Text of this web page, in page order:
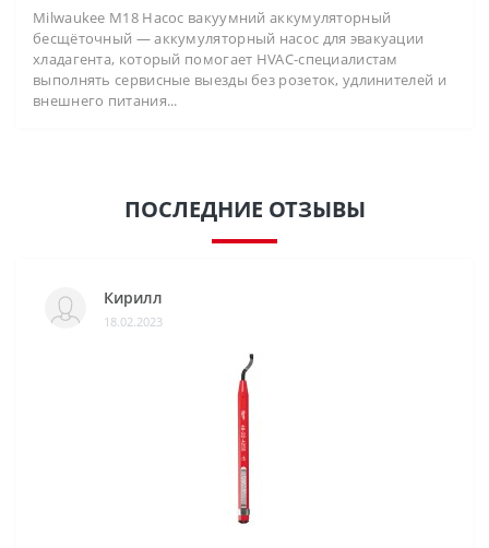
Milwaukee M18 Насос вакуумний аккумуляторный
бесщёточный — аккумуляторный насос для эвакуации
хладагента, который помогает HVAC-специалистам
выполнять сервисные выезды без розеток, удлинителей и
внешнего питания...
ПОСЛЕДНИЕ ОТЗЫВЫ
Кирилл
18.02.2023